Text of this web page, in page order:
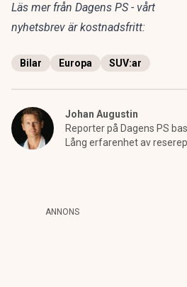
Läs mer från Dagens PS - vårt
nyhetsbrev är kostnadsfritt:
Bilar Europa SUV:ar
Johan Augustin
Reporter på Dagens PS
Lång erfarenhet av
ANNONS